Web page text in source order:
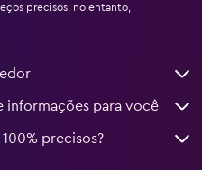
precisos, no entanto,
informações para você
precisos?